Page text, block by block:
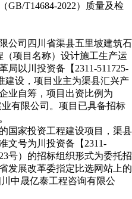
GB/T14684-2022）质量及检
公司四川省渠县五里坡建筑石
项目名称）设计施工生产运
局以川投资备【2311-511725-
建设，项目业主为渠县汇兴产
业自筹，项目出资比例为
有限公司。项目已具备招标
国家投资工程建设项目，渠县
文号为川投资备【2311-
号）的招标组织形式为委托招
发展改革委指定比选网站上的
中晟亿泰工程咨询有限公